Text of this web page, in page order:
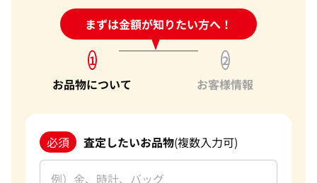
まずは金額が知りたい方へ！
24時間受付中!問い合わせフォーム
1
お品物について
2
お客様情報
必須 査定したいお品物(複数入力可)